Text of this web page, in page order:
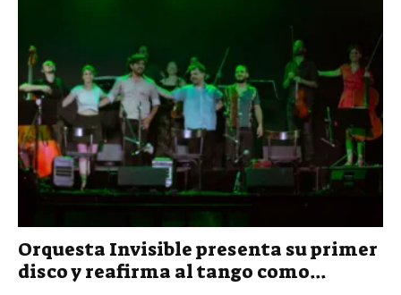
Orquesta Invisible presenta su primer
disco y reafirma al tango como...